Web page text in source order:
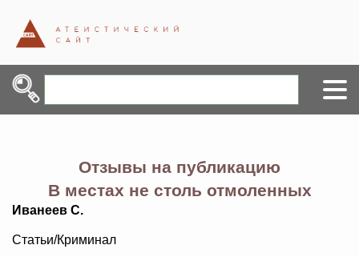
Отзывы на публикацию
В местах не столь отмоленных
Иванеев С.
Статьи/Криминал